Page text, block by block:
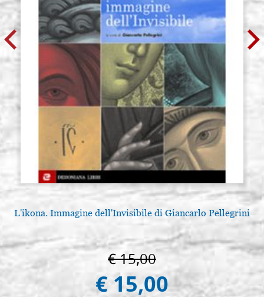
L'ikona. Immagine dell'Invisibile di Giancarlo Pellegrini
€ 15,00
€ 15,00